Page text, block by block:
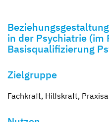
in der Psychiatrie (im
Basisqualifizierung
Zielgruppe
Fachkraft, Hilfskraft,